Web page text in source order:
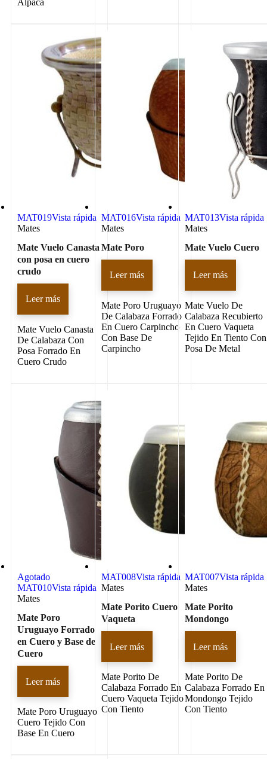
MAT019Vista rápida
Mates
Mate Vuelo Canasta
con posa en cuero
crudo
Leer más
Mate Vuelo Canasta
De Calabaza Con
Posa Forrado En
Cuero Crudo
MAT016Vista rápida
Mates
Mate Poro
Leer más
Mate Poro Uruguayo
De Calabaza Forrado
En Cuero Carpincho
Con Base De
Carpincho
MAT013Vista rápida
Mates
Mate Vuelo Cuero
Leer más
Mate Vuelo De
Calabaza Recubierto
En Cuero Vaqueta
Tejido En Tiento Con
Posa De Metal
Agotado
MAT010Vista rápida
Mates
Mate Poro
Uruguayo Forrado
en Cuero y Base de
Cuero
Leer más
Mate Poro Uruguayo
Cuero Tejido Con
Base En Cuero
MAT008Vista rápida
Mates
Mate Porito Cuero
Vaqueta
Leer más
Mate Porito De
Calabaza Forrado En
Cuero Vaqueta Tejido
Con Tiento
MAT007Vista rápida
Mates
Mate Porito
Mondongo
Leer más
Mate Porito De
Calabaza Forrado En
Mondongo Tejido
Con Tiento